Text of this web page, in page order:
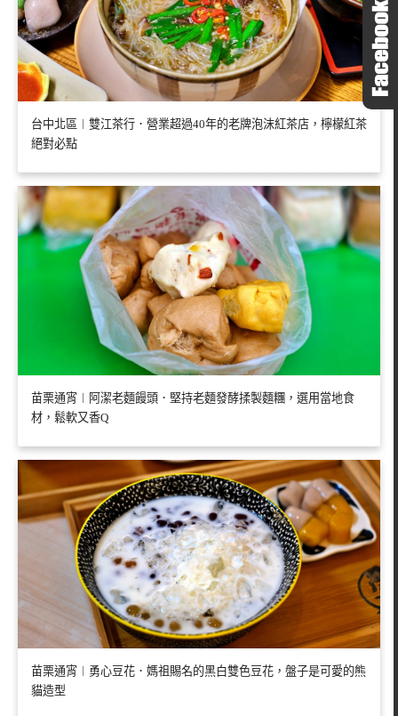
台中北區︱雙江茶行．營業超過40年的老牌泡沫紅茶店，檸檬紅茶
絕對必點
苗栗通宵︱阿潔老麵饅頭．堅持老麵發酵揉製麵糰，選用當地食
材，鬆軟又香Q
苗栗通宵︱勇心豆花．媽祖賜名的黑白雙色豆花，盤子是可愛的熊
貓造型